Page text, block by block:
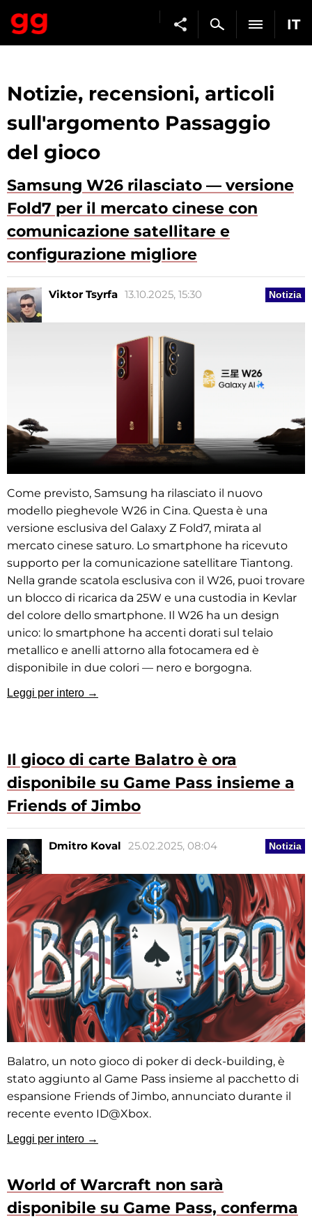
IT
Notizie, recensioni, articoli
sull'argomento Passaggio
del gioco
Samsung W26 rilasciato — versione
Fold7 per il mercato cinese con
comunicazione satellitare e
configurazione migliore
Notizia
Viktor Tsyrfa 13.10.2025, 15:30
Come previsto, Samsung ha rilasciato il nuovo
modello pieghevole W26 in Cina. Questa è una
versione esclusiva del Galaxy Z Fold7, mirata al
mercato cinese saturo. Lo smartphone ha ricevuto
supporto per la comunicazione satellitare Tiantong.
Nella grande scatola esclusiva con il W26, puoi trovare
un blocco di ricarica da 25W e una custodia in Kevlar
del colore dello smartphone. Il W26 ha un design
unico: lo smartphone ha accenti dorati sul telaio
metallico e anelli attorno alla fotocamera ed è
disponibile in due colori — nero e borgogna.
Leggi per intero →
Il gioco di carte Balatro è ora
disponibile su Game Pass insieme a
Friends of Jimbo
Notizia
Dmitro Koval 25.02.2025, 08:04
Balatro, un noto gioco di poker di deck-building, è
stato aggiunto al Game Pass insieme al pacchetto di
espansione Friends of Jimbo, annunciato durante il
recente evento ID@Xbox.
Leggi per intero →
World of Warcraft non sarà
disponibile su Game Pass, conferma